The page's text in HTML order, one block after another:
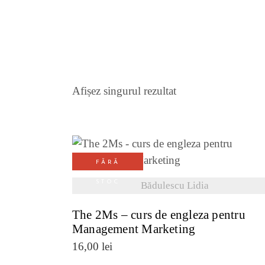
Afișez singurul rezultat
FĂRĂ
Bădulescu Lidia
VEZI DETALII
The 2Ms – curs de engleza pentru
Management Marketing
16,00 lei